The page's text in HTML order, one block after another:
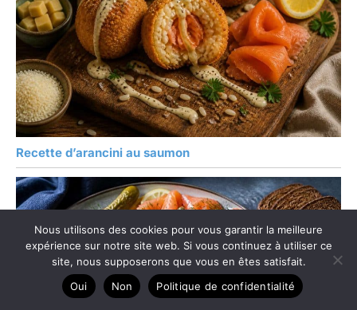
Recette d’arancini au saumon
Nous utilisons des cookies pour vous garantir la meilleure
expérience sur notre site web. Si vous continuez à utiliser ce
site, nous supposerons que vous en êtes satisfait.
Oui
Non Politique de confidentialité